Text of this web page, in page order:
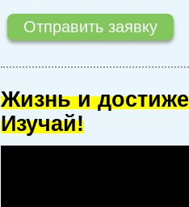
Жизнь и
Изучай!